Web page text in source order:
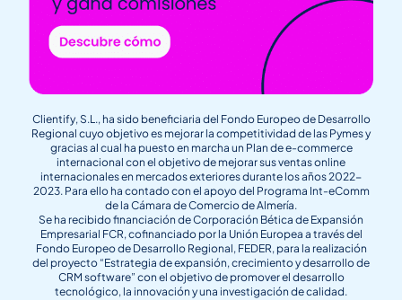
Clientify, S.L., ha sido beneficiaria del Fondo Europeo de Desarrollo
Regional cuyo objetivo es mejorar la competitividad de las Pymes y
gracias al cual ha puesto en marcha un Plan de e-commerce
internacional con el objetivo de mejorar sus ventas online
internacionales en mercados exteriores durante los años 2022-
2023. Para ello ha contado con el apoyo del Programa Int-eComm
de la Cámara de Comercio de Almería.
Se ha recibido financiación de Corporación Bética de Expansión
Empresarial FCR, cofinanciado por la Unión Europea a través del
Fondo Europeo de Desarrollo Regional, FEDER, para la realización
del proyecto “Estrategia de expansión, crecimiento y desarrollo de
CRM software” con el objetivo de promover el desarrollo
tecnológico, la innovación y una investigación de calidad.